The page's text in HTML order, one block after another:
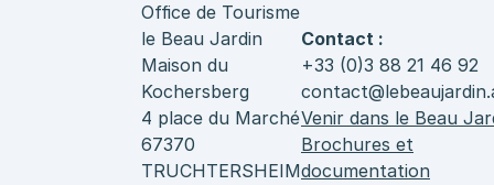
Office de Tourisme
le Beau Jardin
Maison du
Kochersberg
4 place du Marché
67370
TRUCHTERSHEIM
Contact :
+33 (0)3 88 21 46 92
Venir dans le Beau
Brochures et
documentation